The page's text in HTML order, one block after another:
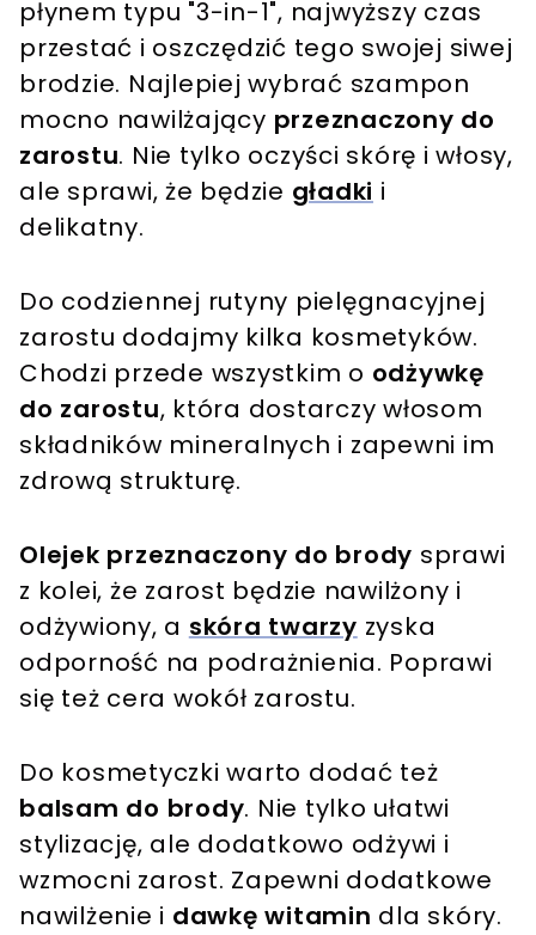
płynem typu "3-in-1", najwyższy czas
przestać i oszczędzić tego swojej siwej
brodzie. Najlepiej wybrać szampon
mocno nawilżający przeznaczony do
zarostu. Nie tylko oczyści skórę i włosy,
ale sprawi, że będzie gładki i
delikatny.
Do codziennej rutyny pielęgnacyjnej
zarostu dodajmy kilka kosmetyków.
Chodzi przede wszystkim o odżywkę
do zarostu, która dostarczy włosom
składników mineralnych i zapewni im
zdrową strukturę.
Olejek przeznaczony do brody sprawi
z kolei, że zarost będzie nawilżony i
odżywiony, a skóra twarzy zyska
odporność na podrażnienia. Poprawi
się też cera wokół zarostu.
Do kosmetyczki warto dodać też
balsam do brody. Nie tylko ułatwi
stylizację, ale dodatkowo odżywi i
wzmocni zarost. Zapewni dodatkowe
nawilżenie i dawkę witamin dla skóry.